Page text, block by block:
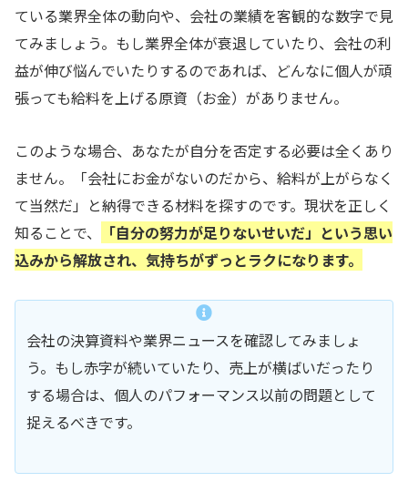
ている業界全体の動向や、会社の業績を客観的な数字で見
てみましょう。もし業界全体が衰退していたり、会社の利
益が伸び悩んでいたりするのであれば、どんなに個人が頑
張っても給料を上げる原資（お金）がありません。
このような場合、あなたが自分を否定する必要は全くあり
ません。「会社にお金がないのだから、給料が上がらなく
て当然だ」と納得できる材料を探すのです。現状を正しく
知ることで、
「自分の努力が足りないせいだ」という思い
込みから解放され、気持ちがずっとラクになります。
会社の決算資料や業界ニュースを確認してみましょ
う。もし赤字が続いていたり、売上が横ばいだったり
する場合は、個人のパフォーマンス以前の問題として
捉えるべきです。